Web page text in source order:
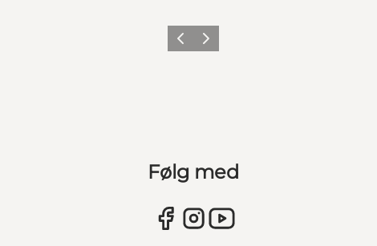
ForrigeNæste
Følg med